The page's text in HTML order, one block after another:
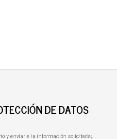
DE DATOS
y enviarle la información solicitada;